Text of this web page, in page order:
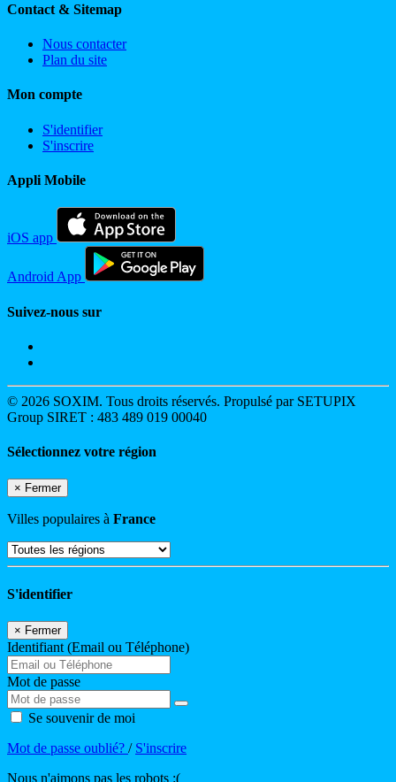
Contact & Sitemap
Nous contacter
Plan du site
Mon compte
S'identifier
S'inscrire
Appli Mobile
iOS app
Android App
Suivez-nous sur
© 2026 SOXIM. Tous droits réservés. Propulsé par SETUPIX
Group SIRET : 483 489 019 00040
Sélectionnez votre région
× Fermer
Villes populaires à France
S'identifier
× Fermer
Identifiant (Email ou Téléphone)
Mot de passe
Se souvenir de moi
Mot de passe oublié? / S'inscrire
Nous n'aimons pas les robots :(